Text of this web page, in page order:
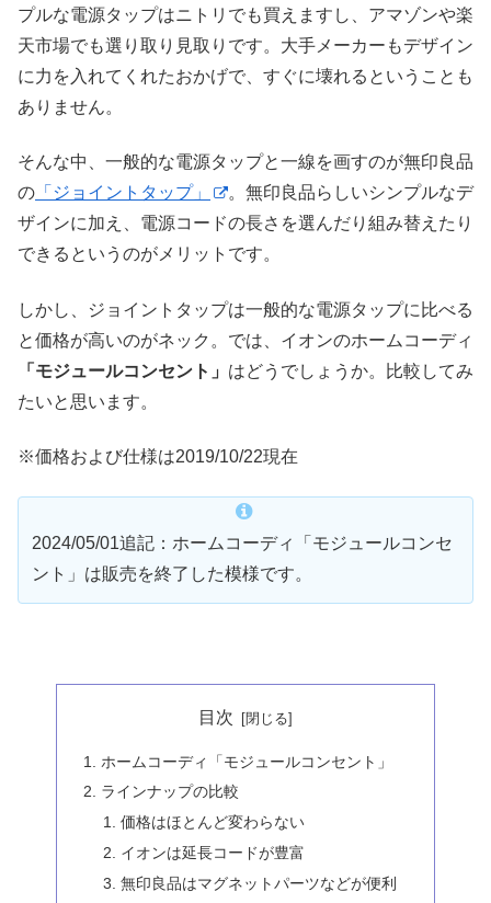
プルな電源タップはニトリでも買えますし、アマゾンや楽
天市場でも選り取り見取りです。大手メーカーもデザイン
に力を入れてくれたおかげで、すぐに壊れるということも
ありません。
そんな中、一般的な電源タップと一線を画すのが無印良品
の 「ジョイントタップ」
。無印良品らしいシンプルなデ
ザインに加え、電源コードの長さを選んだり組み替えたり
できるというのがメリットです。
しかし、ジョイントタップは一般的な電源タップに比べる
と価格が高いのがネック。では、イオンのホームコーディ
「モジュールコンセント」 はどうでしょうか。比較してみ
たいと思います。
※価格および仕様は2019/10/22現在
2024/05/01追記：ホームコーディ「モジュールコンセ
ント」は販売を終了した模様です。
目次
ホームコーディ「モジュールコンセント」
ラインナップの比較
価格はほとんど変わらない
イオンは延長コードが豊富
無印良品はマグネットパーツなどが便利